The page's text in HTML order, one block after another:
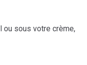
ou sous votre crème,